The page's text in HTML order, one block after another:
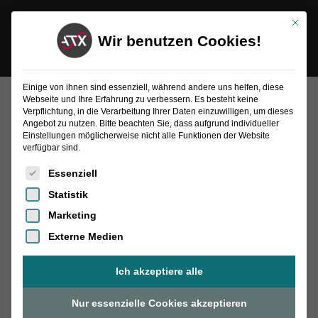
ATX Koaxial Sonde
V2.0
DIE NEUE UNIVERSAL SONDE
Erhöhen Sie die Zuverlässigkeit Ihrer ICT-Adapter mit unserer
neues Innovation.
Mit
Wir benutzen Cookies!
Einige von ihnen sind essenziell, während andere uns helfen, diese
Webseite und Ihre Erfahrung zu verbessern. Es besteht keine
Verpflichtung, in die Verarbeitung Ihrer Daten einzuwilligen, um dieses
Angebot zu nutzen. Bitte beachten Sie, dass aufgrund individueller
Einstellungen möglicherweise nicht alle Funktionen der Website
verfügbar sind.
Es folgt eine Liste der Service-Gruppen, für die eine
Essenziell
Statistik
Marketing
Externe Medien
Ich akzeptiere alle
Nur essenzielle Cookies akzeptieren